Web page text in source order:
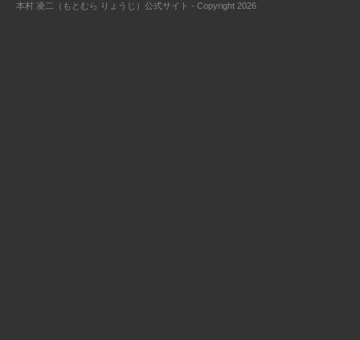
本村 凌二（もとむら りょうじ）公式サイト - Copyright 2026